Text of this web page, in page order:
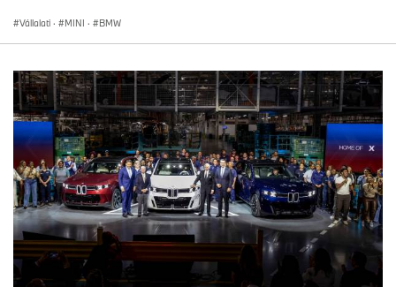
Vállalati · MINI · BMW